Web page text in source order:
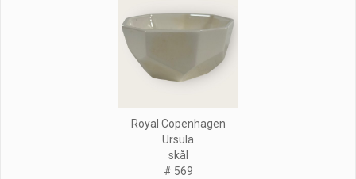
Royal Copenhagen
Ursula
skål
# 569